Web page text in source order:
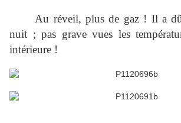
Au réveil, plus de gaz ! Il a dû
nuit ; pas grave vues les
intérieure !